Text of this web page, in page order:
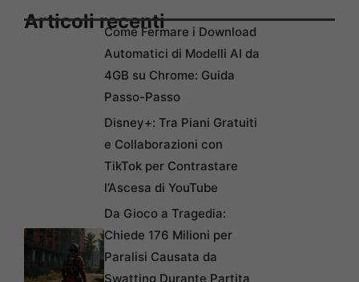
Articoli recentiCome Fermare i Download
Automatici di Modelli AI da
4GB su Chrome: Guida
Passo-Passo
Disney+: Tra Piani Gratuiti
e Collaborazioni con
TikTok per Contrastare
l’Ascesa di YouTube
Da Gioco a Tragedia:
Chiede 176 Milioni per
Paralisi Causata da
Swatting Durante Partita